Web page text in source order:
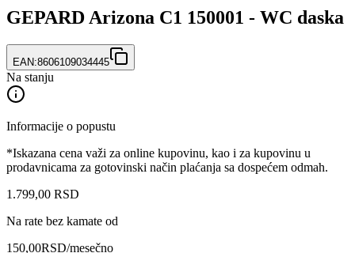
GEPARD Arizona C1 150001 - WC daska
EAN:8606109034445
Na stanju
Informacije o popustu
*Iskazana cena važi za online kupovinu, kao i za kupovinu u
prodavnicama za gotovinski način plaćanja sa dospećem odmah.
1.799,00 RSD
Na rate bez kamate od
150,00RSD/mesečno